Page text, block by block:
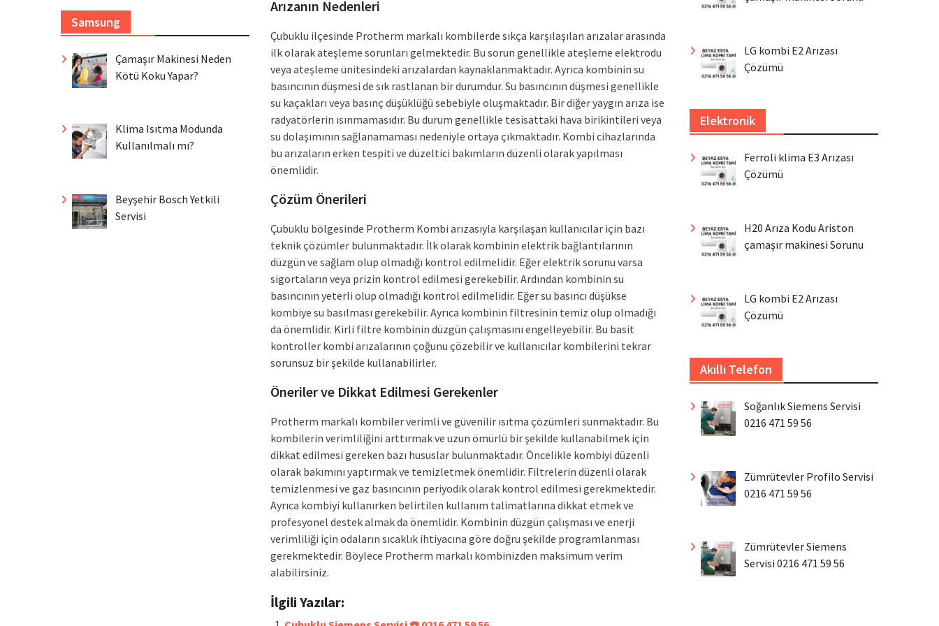
Arızanın Nedenleri
Çubuklu ilçesinde Protherm markalı kombilerde sıkça karşılaşılan arızalar arasında
ilk olarak ateşleme sorunları gelmektedir. Bu sorun genellikle ateşleme elektrodu
veya ateşleme ünitesindeki arızalardan kaynaklanmaktadır. Ayrıca kombinin su
basıncının düşmesi de sık rastlanan bir durumdur. Su basıncının düşmesi genellikle
su kaçakları veya basınç düşüklüğü sebebiyle oluşmaktadır. Bir diğer yaygın arıza ise
radyatörlerin ısınmamasıdır. Bu durum genellikle tesisattaki hava birikintileri veya
su dolaşımının sağlanamaması nedeniyle ortaya çıkmaktadır. Kombi cihazlarında
bu arızaların erken tespiti ve düzeltici bakımların düzenli olarak yapılması
önemlidir.
Çözüm Önerileri
Çubuklu bölgesinde Protherm Kombi arızasıyla karşılaşan kullanıcılar için bazı
teknik çözümler bulunmaktadır. İlk olarak kombinin elektrik bağlantılarının
düzgün ve sağlam olup olmadığı kontrol edilmelidir. Eğer elektrik sorunu varsa
sigortaların veya prizin kontrol edilmesi gerekebilir. Ardından kombinin su
basıncının yeterli olup olmadığı kontrol edilmelidir. Eğer su basıncı düşükse
kombiye su basılması gerekebilir. Ayrıca kombinin filtresinin temiz olup olmadığı
da önemlidir. Kirli filtre kombinin düzgün çalışmasını engelleyebilir. Bu basit
kontroller kombi arızalarının çoğunu çözebilir ve kullanıcılar kombilerini tekrar
sorunsuz bir şekilde kullanabilirler.
Öneriler ve Dikkat Edilmesi Gerekenler
Protherm markalı kombiler verimli ve güvenilir ısıtma çözümleri sunmaktadır. Bu
kombilerin verimliliğini arttırmak ve uzun ömürlü bir şekilde kullanabilmek için
dikkat edilmesi gereken bazı hususlar bulunmaktadır. Öncelikle kombiyi düzenli
olarak bakımını yaptırmak ve temizletmek önemlidir. Filtrelerin düzenli olarak
temizlenmesi ve gaz basıncının periyodik olarak kontrol edilmesi gerekmektedir.
Ayrıca kombiyi kullanırken belirtilen kullanım talimatlarına dikkat etmek ve
profesyonel destek almak da önemlidir. Kombinin düzgün çalışması ve enerji
verimliliği için odaların sıcaklık ihtiyacına göre doğru şekilde programlanması
gerekmektedir. Böylece Protherm markalı kombinizden maksimum verim
alabilirsiniz.
İlgili Yazılar:
LG kombi E2 Arızası
Çözümü
Elektronik
Ferroli klima E3 Arızası
Çözümü
H20 Arıza Kodu Ariston
çamaşır makinesi Sorunu
LG kombi E2 Arızası
Çözümü
Akıllı Telefon
Soğanlık Siemens Servisi
0216 471 59 56
Zümrütevler Profilo Servisi
0216 471 59 56
Zümrütevler Siemens
Servisi 0216 471 59 56
Samsung
Çamaşır Makinesi Neden
Kötü Koku Yapar?
Klima Isıtma Modunda
Kullanılmalı mı?
Beyşehir Bosch Yetkili
Servisi